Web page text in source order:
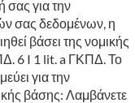
σας για την
σας δεδομένων, η
βάσει της νομικής
6 I 1 lit. a ΓΚΠΔ. Το
για την
βάσης: Λαμβάνετε